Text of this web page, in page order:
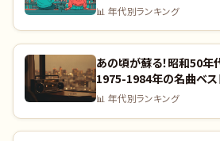
📊 年代別ランキング
あの頃が蘇る！昭和50年
1975-1984年の名曲ベス
📊 年代別ランキング